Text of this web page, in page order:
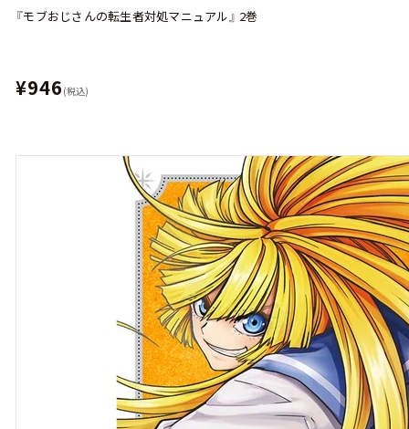
『モブおじさんの転生者対処マニュアル』 2巻
¥946 (税込)